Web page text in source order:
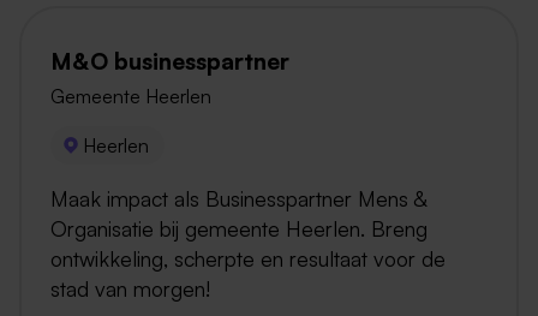
M&O businesspartner
Gemeente Heerlen
Heerlen
Maak impact als Businesspartner Mens &
Organisatie bij gemeente Heerlen. Breng
ontwikkeling, scherpte en resultaat voor de
stad van morgen!